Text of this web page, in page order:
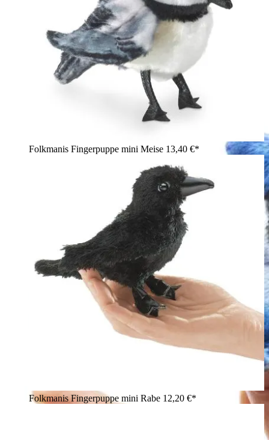
Folkmanis Fingerpuppe mini Meise 13,40 €*
Folkmanis Fingerpuppe mini Rabe 12,20 €*